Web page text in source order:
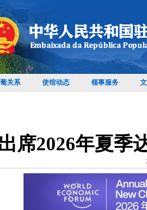
关系 使馆动态 领事服务
席2026年夏季